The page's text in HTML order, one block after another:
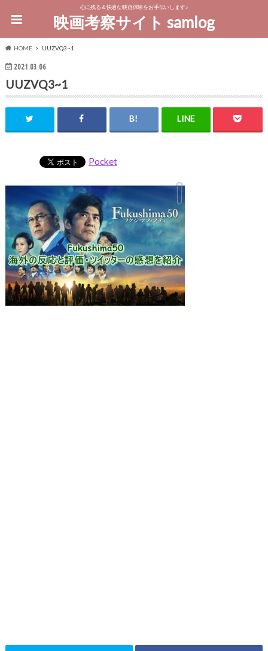
心に残る＆快適な映画体験をお手伝いします♪
映画考察サイト samlog
HOME UUZVQ3~1
2021.03.06
UUZVQ3~1
Pocket